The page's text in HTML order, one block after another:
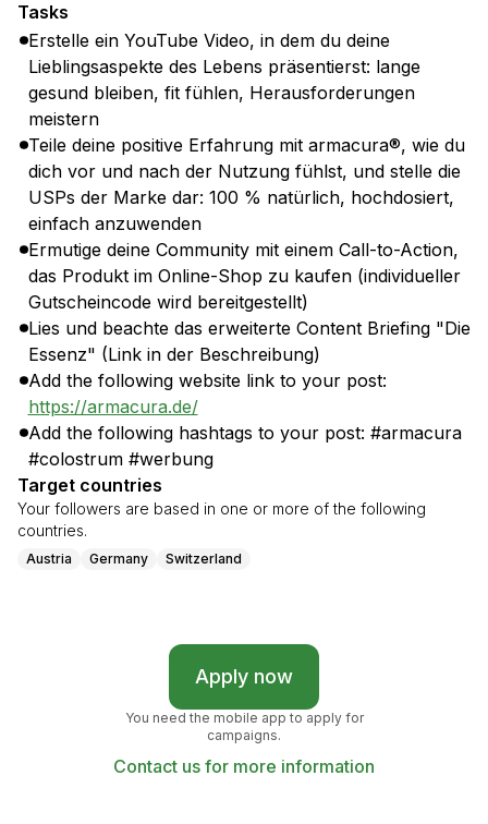
Tasks
Erstelle ein YouTube Video, in dem du deine
Lieblingsaspekte des Lebens präsentierst: lange
gesund bleiben, fit fühlen, Herausforderungen
meistern
Teile deine positive Erfahrung mit armacura®, wie du
dich vor und nach der Nutzung fühlst, und stelle die
USPs der Marke dar: 100 % natürlich, hochdosiert,
einfach anzuwenden
Ermutige deine Community mit einem Call-to-Action,
das Produkt im Online-Shop zu kaufen (individueller
Gutscheincode wird bereitgestellt)
Lies und beachte das erweiterte Content Briefing "Die
Essenz" (Link in der Beschreibung)
Add the following website link to your post:
https://armacura.de/
Add the following hashtags to your post: #armacura
#colostrum #werbung
Target countries
Your followers are based in one or more of the following
countries.
Austria Germany Switzerland
Apply now
You need the mobile app to apply for
campaigns.
Contact us for more information